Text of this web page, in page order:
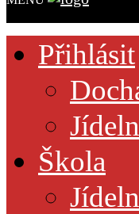
Přihlásit
Škola